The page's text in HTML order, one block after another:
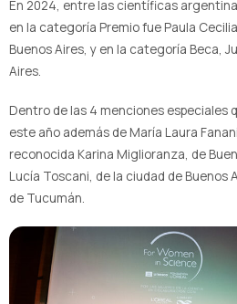
En 2024, entre las científicas
en la categoría Premio fue Paula
Buenos Aires, y en la categoría Beca,
Aires.
Dentro de las 4 menciones especiales
este año además de María Laura
reconocida Karina Miglioranza, de
Lucía Toscani, de la ciudad de Buenos
de Tucumán.